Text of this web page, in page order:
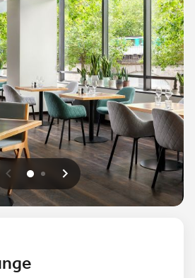
Anterior
0 1 Siguiente